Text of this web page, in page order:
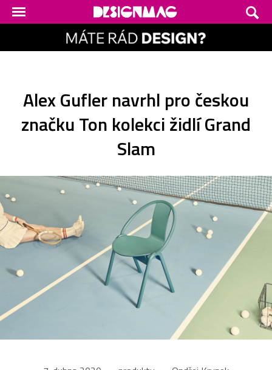
Alex Gufler navrhl pro českou
značku Ton kolekci židlí Grand
Slam